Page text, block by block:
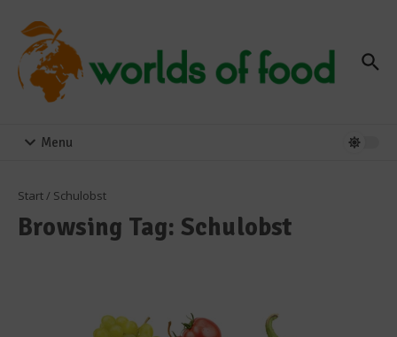
Menu
Start/ Schulobst
Browsing Tag: Schulobst